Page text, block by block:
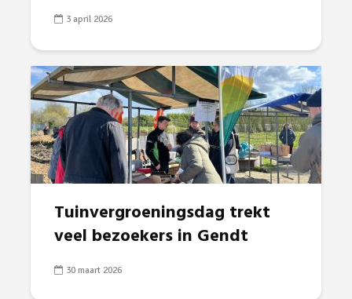
3 april 2026
Tuinvergroeningsdag trekt
veel bezoekers in Gendt
30 maart 2026